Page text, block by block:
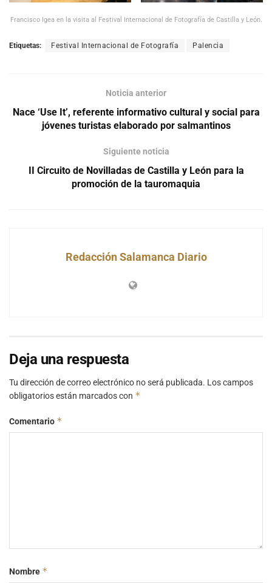
Francisco Igea en la visita al Festival Internacional de Fotografía de Castilla y León.
Etiquetas: Festival Internacional de Fotografía Palencia
Noticia anterior
Nace ‘Use It’, referente informativo cultural y social para
jóvenes turistas elaborado por salmantinos
Siguiente noticia
II Circuito de Novilladas de Castilla y León para la
promoción de la tauromaquia
Redacción Salamanca Diario
Deja una respuesta
Tu dirección de correo electrónico no será publicada. Los campos
obligatorios están marcados con *
Comentario *
Nombre *